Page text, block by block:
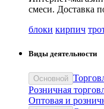
смеси. Доставка
блоки кирпич
Виды деятельности
Основной
Розничная
Оптовая и